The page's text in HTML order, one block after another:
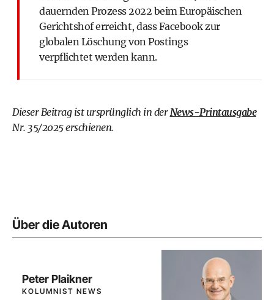
dauernden Prozess 2022 beim Europäischen
Gerichtshof erreicht, dass Facebook zur
globalen Löschung von Postings
verpflichtet werden kann.
Dieser Beitrag ist ursprünglich in derNews-Printausgabe
Nr. 35/2025 erschienen.
Über die Autoren
Peter Plaikner
KOLUMNIST NEWS